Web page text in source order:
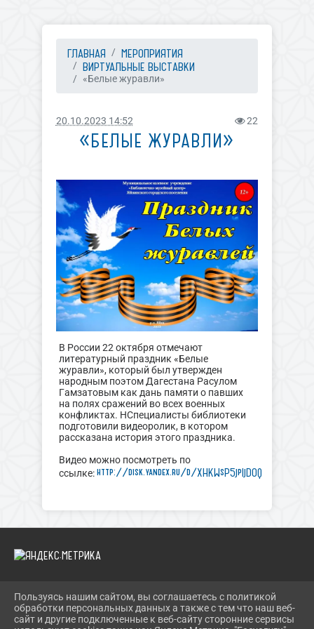
ГЛАВНАЯ
МЕРОПРИЯТИЯ
ВИРТУАЛЬНЫЕ ВЫСТАВКИ
«Белые журавли»
20.10.2023 14:52 22
«БЕЛЫЕ ЖУРАВЛИ»
В России 22 октября отмечают
литературный праздник «Белые
журавли», который был утвержден
народным поэтом Дагестана Расулом
Гамзатовым как дань памяти о павших
на полях сражений во всех военных
конфликтах. НСпециалисты библиотеки
подготовили видеоролик, в котором
рассказана история этого праздника.
Видео можно посмотреть по
ссылке:http://disk.yandex.ru/d/XHKWsP5jpIjDOQ
2026 Г. BIBLIOYAIVA.RU
ВХОД
КАРТА САЙТА
Пользуясь нашим сайтом, вы соглашаетесь с политикой
обработки персональных данных а также с тем что наш веб-
сайт и другие подключенные к веб-сайту сторонние сервисы